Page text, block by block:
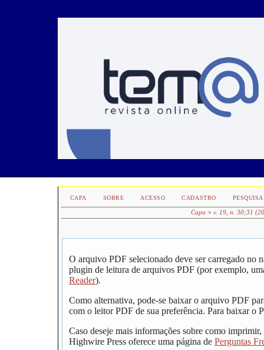
CAPA SOBRE ACESSO CADASTRO PESQUISA
Capa >v. 19, n. 30;31
O arquivo PDF selecionado deve ser carregado no
plugin de leitura de arquivos PDF (por exemplo,
Reader).
Como alternativa, pode-se baixar o arquivo PDF
com o leitor PDF de sua preferência. Para baixar o
Caso deseje mais informações sobre como
Highwire Press oferece uma página de Perguntas